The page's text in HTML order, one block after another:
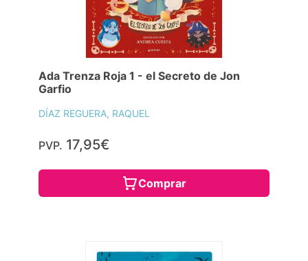
Ada Trenza Roja 1 - el Secreto de Jon
Garfio
DÍAZ REGUERA, RAQUEL
PVP. 17,95€
Comprar